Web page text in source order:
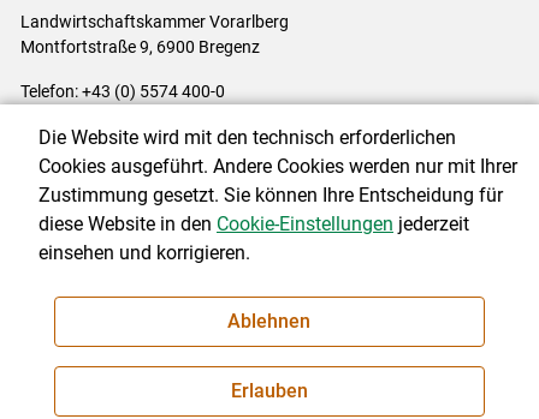
Landwirtschaftskammer Vorarlberg
Montfortstraße 9, 6900 Bregenz
Telefon: +43 (0) 5574 400-0
Impressum|Kontakt|Datenschutzerklärung|Barrierefreiheit|
Cookie-Einstellungen
NEWSLETTER
Die Website wird mit den technisch erforderlichen
Cookies ausgeführt. Andere Cookies werden nur mit Ihrer
Zustimmung gesetzt. Sie können Ihre Entscheidung für
diese Website in den Cookie-Einstellungen jederzeit
einsehen und korrigieren.
Ablehnen
Erlauben